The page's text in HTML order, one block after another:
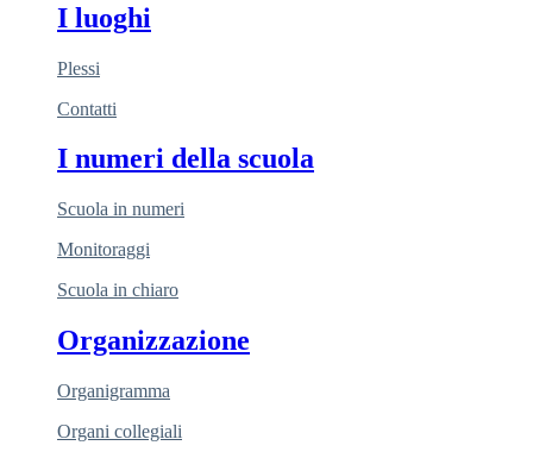
I luoghi
Plessi
Contatti
I numeri della scuola
Scuola in numeri
Monitoraggi
Scuola in chiaro
Organizzazione
Organigramma
Organi collegiali